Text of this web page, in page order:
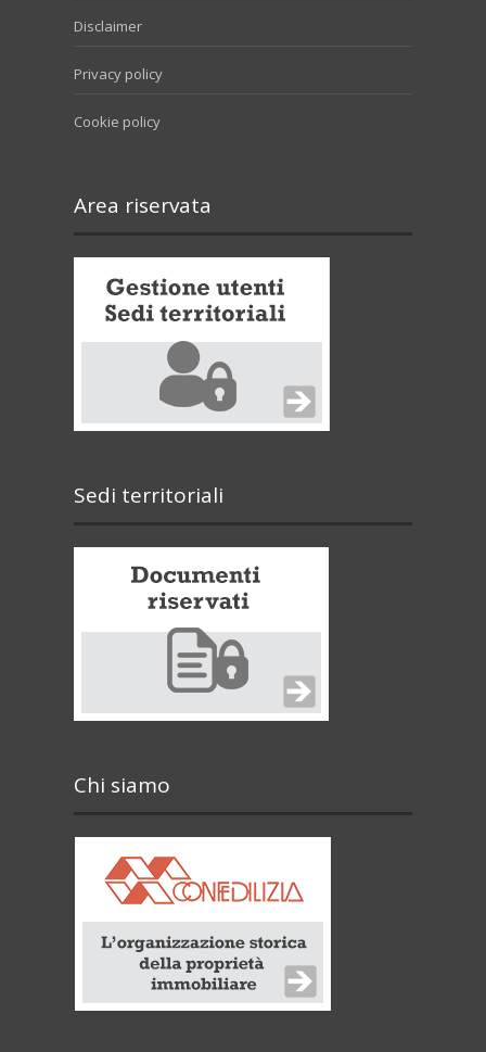
Disclaimer
Privacy policy
Cookie policy
Area riservata
Sedi territoriali
Chi siamo